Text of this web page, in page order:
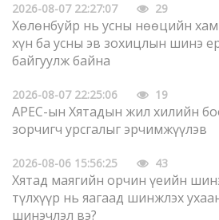
2026-08-07 22:27:07 29
Хөлөнбуйр нь усны нөөцийн
хүн ба усны эв зохицлын шинэ
байгуулж байна
2026-08-07 22:25:06 19
APEC-ын Хятадын жил хилийн
зорчигч урсгалыг эрчимжүүлэв
2026-08-06 15:56:25 43
Хятад маягийн орчин үеийн
түлхүүр нь яагаад шинжлэх
шинэчлэл вэ?